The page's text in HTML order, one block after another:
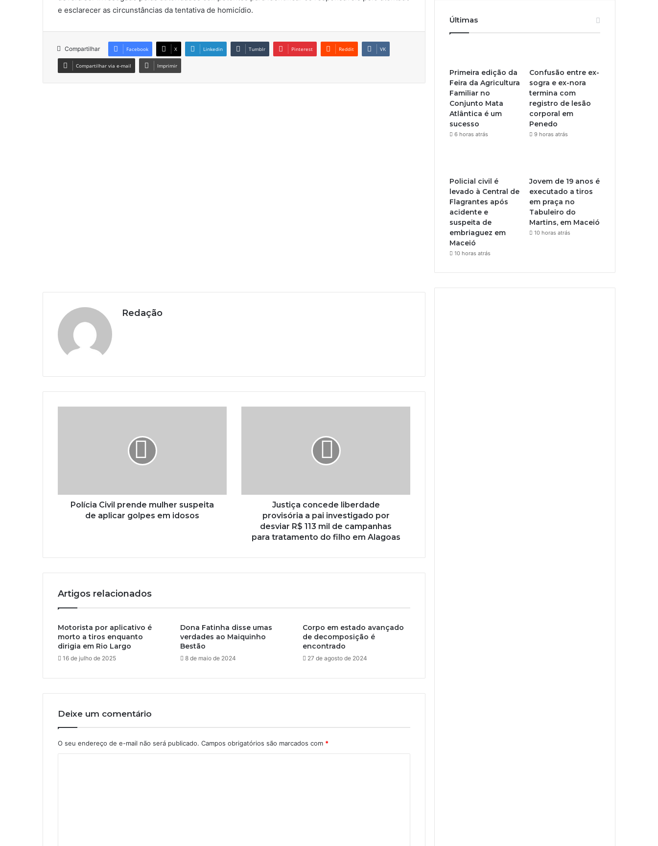
e esclarecer as circunstâncias da tentativa de homicídio.
Compartilhar Facebook X Linkedin Tumblr Pinterest Reddit VK
Compartilhar via e-mail Imprimir
Redação
Polícia Civil prende mulher suspeita
de aplicar golpes em idosos
Justiça concede liberdade
provisória a pai investigado por
desviar R$ 113 mil de campanhas
para tratamento do filho em Alagoas
Artigos relacionados
Motorista por aplicativo é
morto a tiros enquanto
dirigia em Rio Largo
16 de julho de 2025
Dona Fatinha disse umas
verdades ao Maiquinho
Bestão
8 de maio de 2024
Corpo em estado avançado
de decomposição é
encontrado
27 de agosto de 2024
Deixe um comentário
O seu endereço de e-mail não será publicado. Campos obrigatórios são marcados com *
Últimas
Primeira edição da
Feira da Agricultura
Familiar no
Conjunto Mata
Atlântica é um
sucesso
6 horas atrás
Confusão entre ex-
sogra e ex-nora
termina com
registro de lesão
corporal em
Penedo
9 horas atrás
Policial civil é
levado à Central de
Flagrantes após
acidente e
suspeita de
embriaguez em
Maceió
10 horas atrás
Jovem de 19 anos é
executado a tiros
em praça no
Tabuleiro do
Martins, em Maceió
10 horas atrás